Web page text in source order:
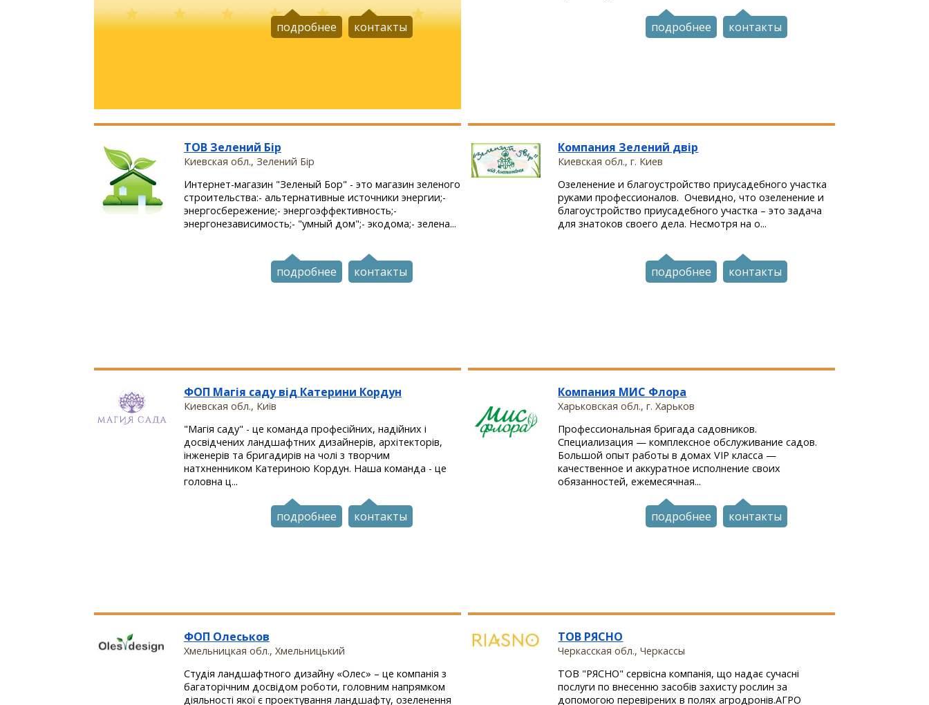
подробнее контакты подробнее контакты
ТОВ Зелений Бір
Киевская обл., Зелений Бір
Интернет-магазин "Зеленый Бор" - это магазин зеленого
строительства:- альтернативные источники энергии;-
энергосбережение;- энергоэффективность;-
энергонезависимость;- "умный дом";- экодома;- зелена...
подробнее контакты
Компания Зелений двір
Киевская обл., г. Киев
Озеленение и благоустройство приусадебного участка
руками профессионалов. Очевидно, что озеленение и
благоустройство приусадебного участка – это задача
для знатоков своего дела. Несмотря на о...
подробнее контакты
ФОП Магія саду від Катерини Кордун
Киевская обл., Київ
"Магія саду" - це команда професійних, надійних і
досвідчених ландшафтних дизайнерів, архітекторів,
інженерів та бригадирів на чолі з творчим
натхненником Катериною Кордун. Наша команда - це
головна ц...
подробнее контакты
Компания МИС Флора
Харьковская обл., г. Харьков
Профессиональная бригада садовников.
Специализация — комплексное обслуживание садов.
Большой опыт работы в домах VIP класса —
качественное и аккуратное исполнение своих
обязанностей, ежемесячная...
подробнее контакты
ФОП Олеськов
Хмельницкая обл., Хмельницький
Студія ландшафтного дизайну «Олес» – це компанія з
багаторічним досвідом роботи, головним напрямком
діяльності якої є проектування ландшафту, озеленення
ТОВ РЯСНО
Черкасская обл., Черкассы
ТОВ "РЯСНО" сервісна компанія, що надає сучасні
послуги по внесенню засобів захисту рослин за
допомогою перевірених в полях агродронів.АГРО